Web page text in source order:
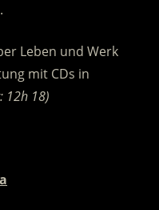
Leben und Werk
mit CDs in
12h 18)